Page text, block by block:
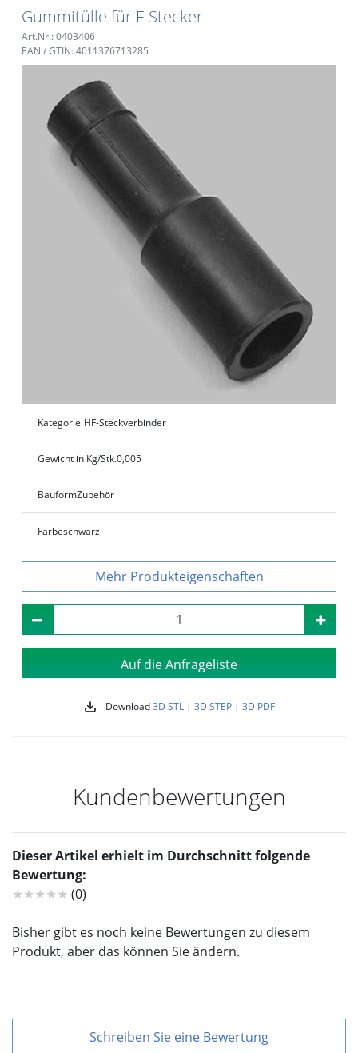
Gummitülle für F-Stecker
Art.Nr.: 0403406
EAN / GTIN: 4011376713285
Kategorie HF-Steckverbinder
Gewicht in Kg/Stk.0,005
BauformZubehör
Farbeschwarz
Produkteigenschaften
Auf die Anfrageliste
Download3D STL| 3D STEP| 3D PDF
Kundenbewertungen
Dieser Artikel erhielt im Durchschnitt folgende
Bewertung:
★★★★★ (0)
Bisher gibt es noch keine Bewertungen zu diesem
Produkt, aber das können Sie ändern.
Schreiben Sie eine Bewertung